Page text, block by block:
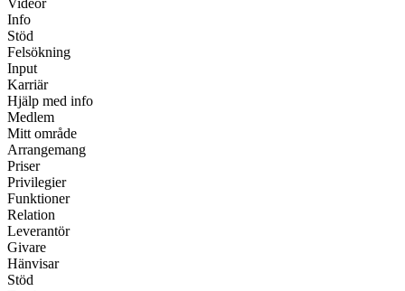
Videor
Info
Stöd
Felsökning
Input
Karriär
Hjälp med info
Medlem
Mitt område
Arrangemang
Priser
Privilegier
Funktioner
Relation
Leverantör
Givare
Hänvisar
Stöd